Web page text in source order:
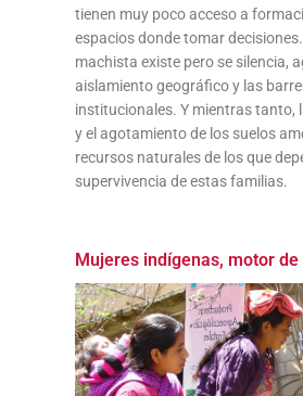
tienen muy poco acceso a
espacios donde tomar
machista existe pero se silencia,
aislamiento geográfico y las
institucionales. Y mientras tanto,
y el agotamiento de los suelos
recursos naturales de los que
supervivencia de estas familias.
Mujeres indígenas, motor